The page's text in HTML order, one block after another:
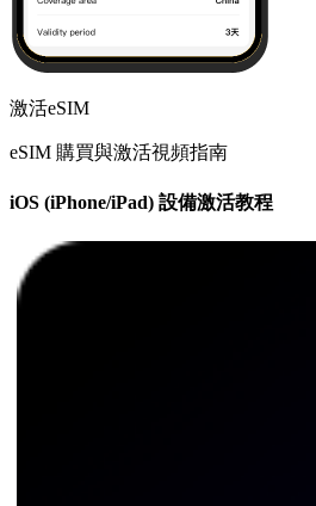
激活eSIM
eSIM 購買與激活視頻指南
iOS (iPhone/iPad) 設備激活教程